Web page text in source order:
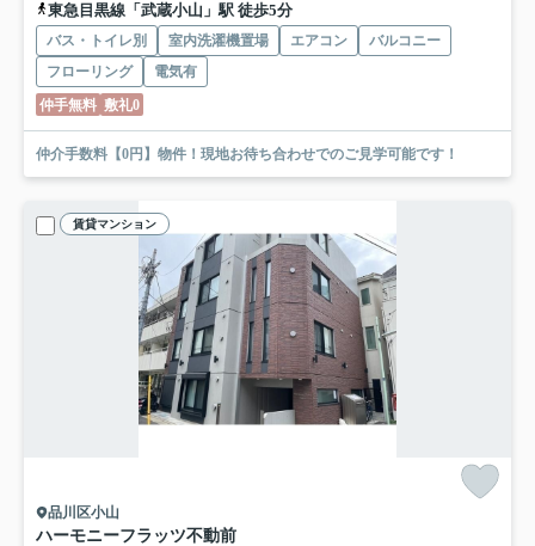
東急目黒線「武蔵小山」駅 徒歩5分
バス・トイレ別 室内洗濯機置場 エアコン
バルコニー
フローリング
電気有
仲手無料 敷礼0
仲介手数料【0円】物件！現地お待ち合わせでのご見学可能です！
賃貸マンション
品川区小山
ハーモニーフラッツ不動前